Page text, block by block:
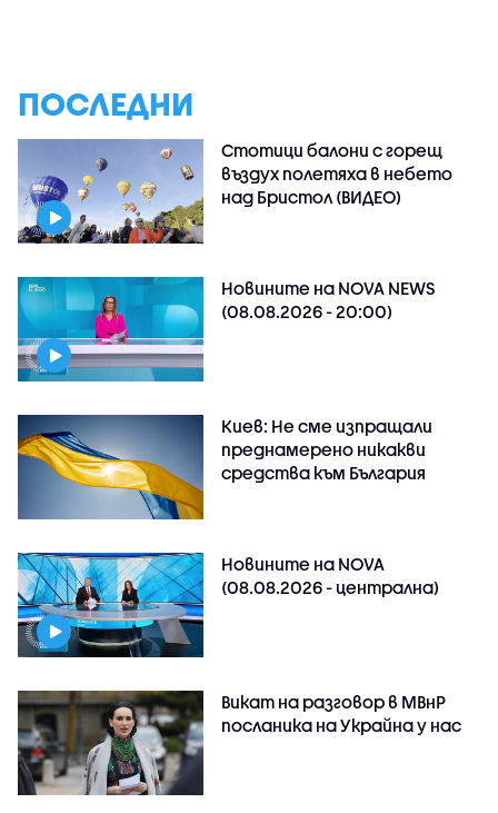
ПОСЛЕДНИ
Стотици балони с горещ
въздух полетяха в небето
над Бристол (ВИДЕО)
Новините на NOVA NEWS
(08.08.2026 - 20:00)
Киев: Не сме изпращали
преднамерено никакви
средства към България
Новините на NOVA
(08.08.2026 - централна)
Викат на разговор в МВнР
посланика на Украйна у нас